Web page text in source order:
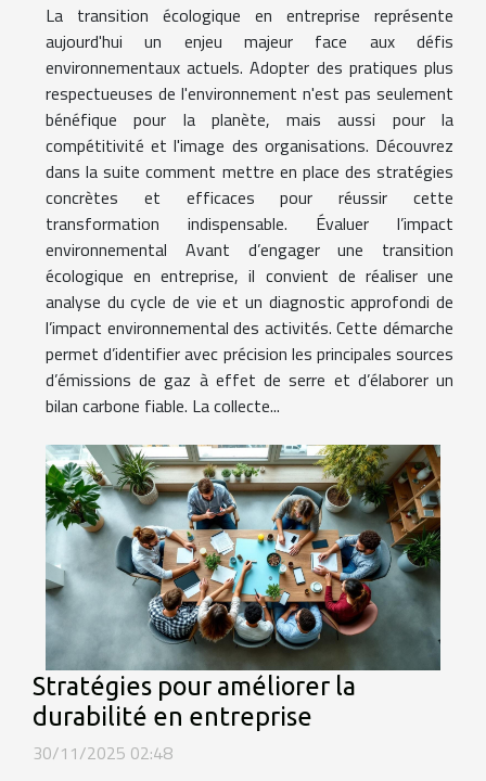
La transition écologique en entreprise représente
aujourd'hui un enjeu majeur face aux défis
environnementaux actuels. Adopter des pratiques plus
respectueuses de l'environnement n'est pas seulement
bénéfique pour la planète, mais aussi pour la
compétitivité et l'image des organisations. Découvrez
dans la suite comment mettre en place des stratégies
concrètes et efficaces pour réussir cette
transformation indispensable. Évaluer l’impact
environnemental Avant d’engager une transition
écologique en entreprise, il convient de réaliser une
analyse du cycle de vie et un diagnostic approfondi de
l’impact environnemental des activités. Cette démarche
permet d’identifier avec précision les principales sources
d’émissions de gaz à effet de serre et d’élaborer un
bilan carbone fiable. La collecte...
Stratégies pour améliorer la
durabilité en entreprise
30/11/2025 02:48